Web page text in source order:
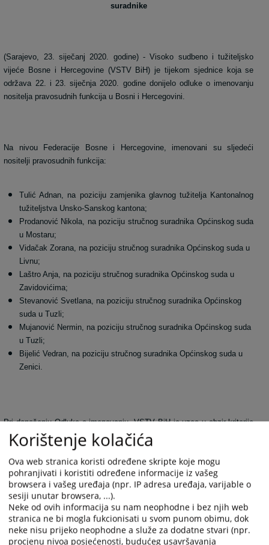
suradnike
(Sarajevo, 23. siječanj 2020. godine) - Visoko sudbeno i tužiteljsko
vijeće Bosne i Hercegovine (VSTV BiH) je tijekom sjednice koja se
održava 22. i 23. siječnja 2020. godine donijelo odluke o imenovanju
nositelja pravosudnih funkcija u Bosni i Hercegovini.
Na nivou Federacije Bosne i Hercegovine, imenovani su sljedeći
nositelji pravosudnih funkcija:
Tulić Adnan, na poziciju zamjenika glavnog tužitelja Kantonalnog
tužiteljstva Unsko-Sanskog kantona;
Prodanović Nikola, na poziciju stručnog suradnika Općinskog suda
u Mostaru;
Vidačak Zorana, na poziciju stručnog suradnika Općinskog suda u
Livnu;
Laštro Anja, na poziciju stručnog suradnika Općinskog suda u
Zavidovićima;
Stevanović Svetlana, na poziciju stručnog suradnika Općinskog
suda u Tuzli;
Mujanović Nermin, na poziciju stručnog suradnika Općinskog suda
u Tuzli;
Bijelić Vedran, na poziciju stručnog suradnika Općinskog suda u
Zenici.
Pri donošenju Odluke o imenovanju, VSTV BiH je uzeo u obzir kriterije
poput: stručnog znanja, radnog iskustva i radnih rezultata; stručne
sposobnosti zasnovane na dosadašnjim rezultatima u karijeri;
sposobnosti da nepristrano, savjesno, marljivo, odlučno i odgovorno
obnaša dužnosti u okviru funkcije za koju se prijavljuje; odnosa sa
radnim kolegama, ponašanja van posla, profesionalne nepristranosti i
ugleda te iskustva na rukovodećim poslovima.
Pri imenovanju, VSTV BiH primjenjuje odgovarajuće ustavne odredbe
Korištenje kolačića
Ova web stranica koristi određene skripte koje mogu
pohranjivati i koristiti određene informacije iz vašeg
browsera i vašeg uređaja (npr. IP adresa uređaja, varijable o
sesiji unutar browsera, ...).
Neke od ovih informacija su nam neophodne i bez njih web
stranica ne bi mogla fukcionisati u svom punom obimu, dok
neke nisu prijeko neophodne a služe za dodatne stvari (npr.
procjenu nivoa posjećenosti, budućeg usavršavanja